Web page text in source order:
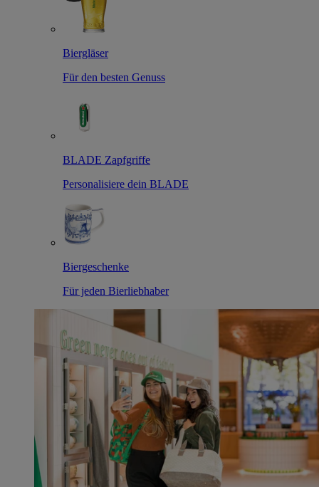
Biergläser
Für den besten Genuss
BLADE Zapfgriffe
Personalisiere dein BLADE
Biergeschenke
Für jeden Bierliebhaber